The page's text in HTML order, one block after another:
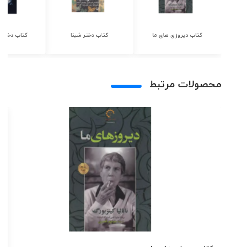
کتاب دیروزی های ما کتاب دختر شینا کتاب دختر
محصولات مرتبط